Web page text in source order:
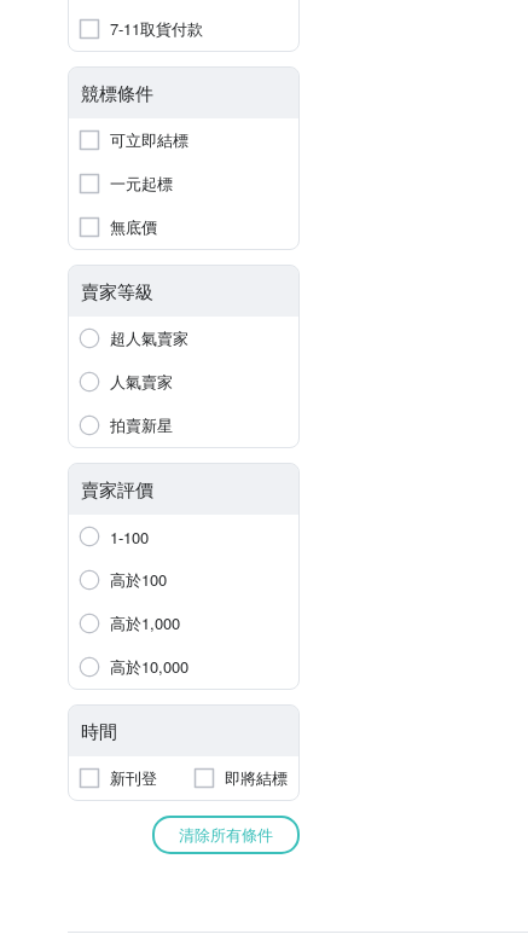
7-11取貨付款
競標條件
可立即結標
一元起標
無底價
賣家等級
超人氣賣家
人氣賣家
拍賣新星
賣家評價
1-100
高於100
高於1,000
高於10,000
時間
新刊登 即將結標
清除所有條件